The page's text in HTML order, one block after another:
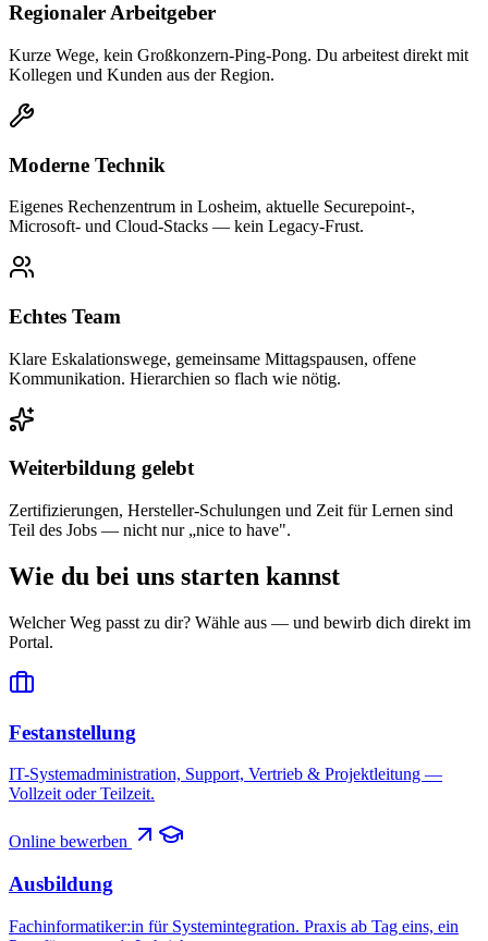
Regionaler Arbeitgeber
Kurze Wege, kein Großkonzern-Ping-Pong. Du arbeitest direkt mit
Kollegen und Kunden aus der Region.
Moderne Technik
Eigenes Rechenzentrum in Losheim, aktuelle Securepoint-,
Microsoft- und Cloud-Stacks — kein Legacy-Frust.
Echtes Team
Klare Eskalationswege, gemeinsame Mittagspausen, offene
Kommunikation. Hierarchien so flach wie nötig.
Weiterbildung gelebt
Zertifizierungen, Hersteller-Schulungen und Zeit für Lernen sind
Teil des Jobs — nicht nur „nice to have".
Wie du bei uns starten kannst
Welcher Weg passt zu dir? Wähle aus — und bewirb dich direkt im
Portal.
Festanstellung
IT-Systemadministration, Support, Vertrieb & Projektleitung —
Vollzeit oder Teilzeit.
Online bewerben
Ausbildung
Fachinformatiker:in für Systemintegration. Praxis ab Tag eins, ein